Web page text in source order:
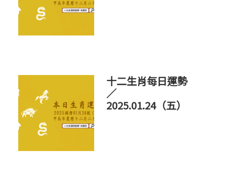
十二生肖每日運勢
／
2025.01.24（五）